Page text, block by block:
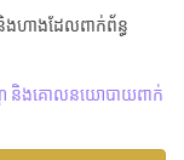
ងហាងដែលពាក់ព័ន្ធ
និងគោលនយោបាយពាក់